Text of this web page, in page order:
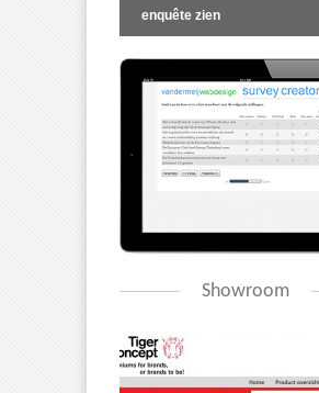
enquête zien
Showroom